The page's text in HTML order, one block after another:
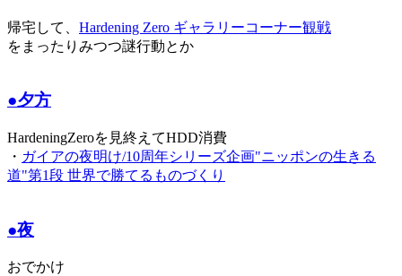
帰宅して、 Hardening Zero ギャラリーコーナー観戦
をまったりみつつ謎行動とか
●夕方
HardeningZeroを見終えてHDD消費
・ ガイアの夜明け/10周年シリーズ企画"ニッポンの生きる
道"第1段 世界で勝てるものづくり
●夜
おでかけ